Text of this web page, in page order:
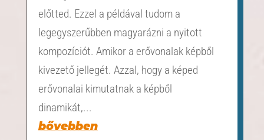
előtted. Ezzel a példával tudom a
legegyszerűbben magyarázni a nyitott
kompozíciót. Amikor a erővonalak képből
kivezető jellegét. Azzal, hogy a képed
erővonalai kimutatnak a képből
dinamikát,...
bővebben